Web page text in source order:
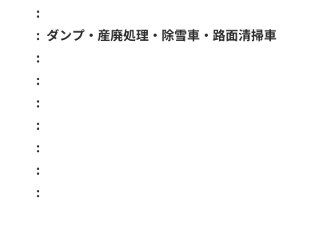
ダンプ・産廃処理・除雪車・路面清掃車